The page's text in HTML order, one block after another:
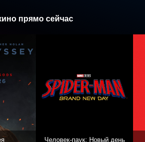
прямо сейчас
Человек-паук: Новый день